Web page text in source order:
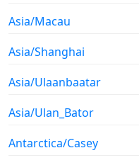
Asia/Macau
Asia/Shanghai
Asia/Ulaanbaatar
Asia/Ulan_Bator
Antarctica/Casey